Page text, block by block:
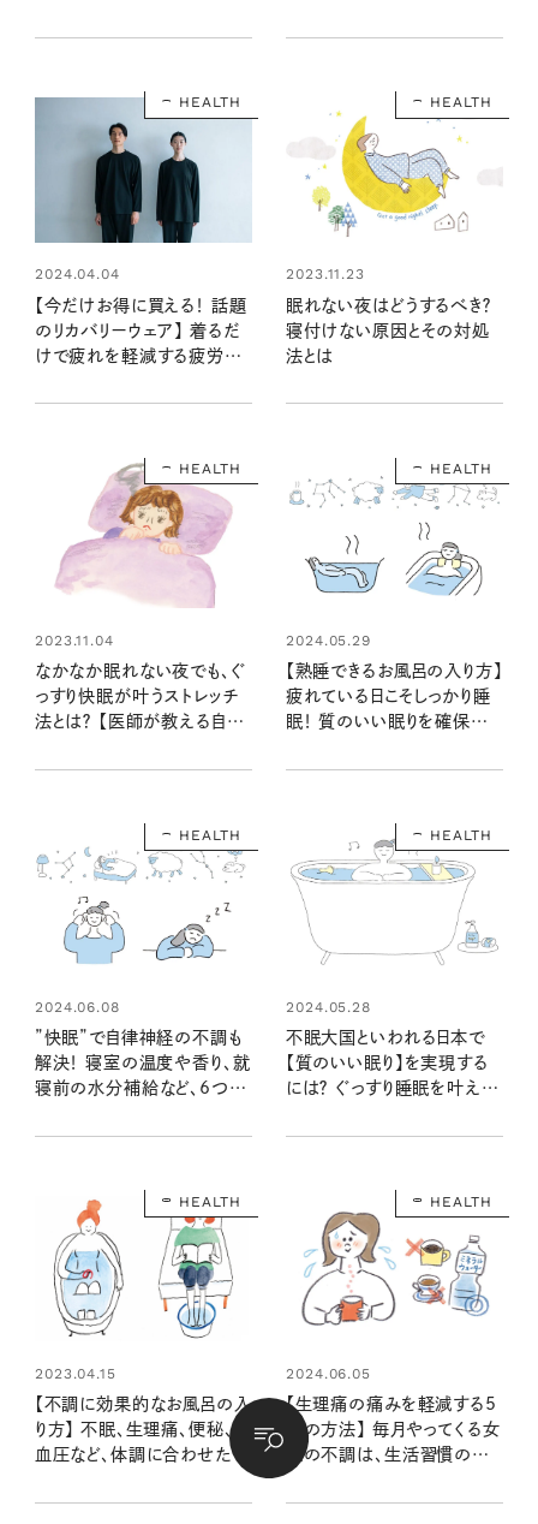
HEALTH
2024.04.04
【今だけお得に買える！ 話題
のリカバリーウェア】 着るだ
けで疲れを軽減する疲労回
カラーが再登場！
HEALTH
2023.11.23
眠れない夜はどうするべき？
寝付けない原因とその対処
法とは
HEALTH
2023.11.04
なかなか眠れない夜でも、ぐ
っすり快眠が叶うストレッチ
法とは？ 【医師が教える自律
HEALTH
2024.05.29
【熟睡できるお風呂の入り方】
疲れている日こそしっかり睡
眠！ 質のいい眠りを確保する
HEALTH
2024.06.08
”快眠”で自律神経の不調も
解決！ 寝室の温度や香り、就
寝前の水分補給など、6つの
HEALTH
2024.05.28
不眠大国といわれる日本で
【質のいい眠り】を実現する
には？ ぐっすり睡眠を叶える
HEALTH
2023.04.15
【不調に効果的なお風呂の入
り方】 不眠、生理痛、便秘、低
血圧など、体調に合わせた温
HEALTH
2024.06.05
【生理痛の痛みを軽減する5
つの方法】 毎月やってくる女
性の不調は、生活習慣の見
直しで少しずつ改善を